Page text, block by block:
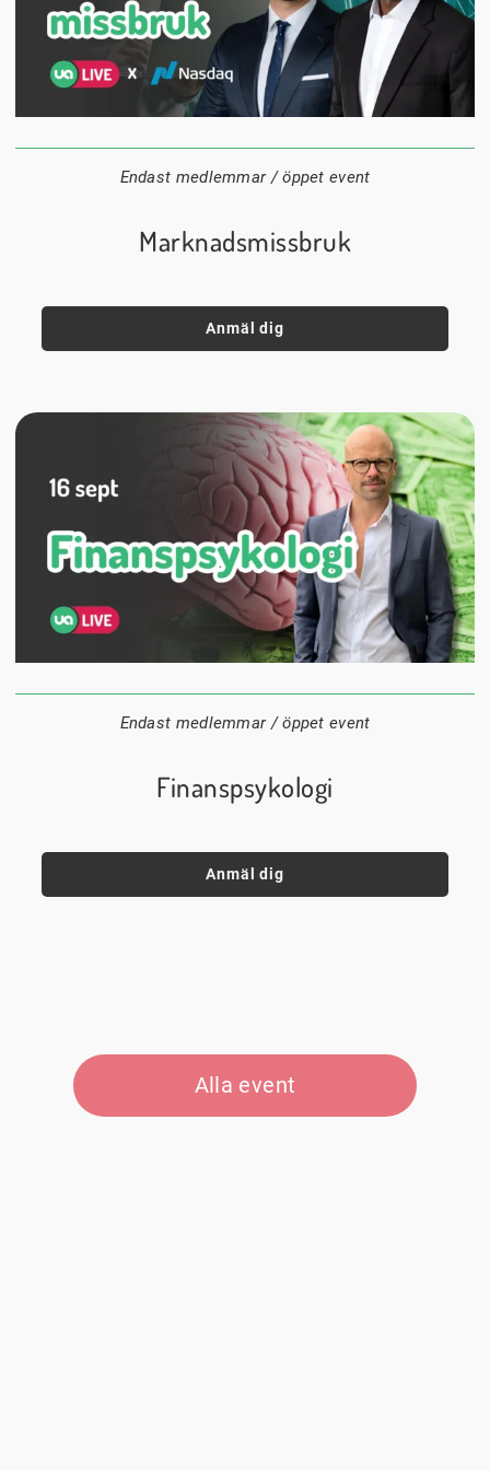
1 september
18:00
Digitalt
Endast medlemmar / öppet event
Marknadsmissbruk
Anmäl dig
18:00
Digitalt
Endast medlemmar / öppet event
Finanspsykologi
Anmäl dig
Alla event